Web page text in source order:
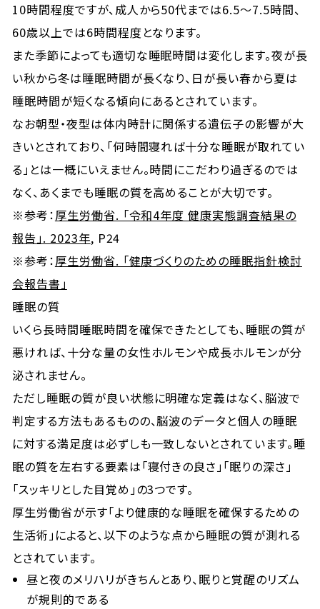
10時間程度ですが、成人から50代までは6.5〜7.5時間、
60歳以上では6時間程度となります。
また季節によっても適切な睡眠時間は変化します。夜が長
い秋から冬は睡眠時間が長くなり、日が長い春から夏は
睡眠時間が短くなる傾向にあるとされています。
なお朝型・夜型は体内時計に関係する遺伝子の影響が大
きいとされており、「何時間寝れば十分な睡眠が取れてい
る」とは一概にいえません。時間にこだわり過ぎるのでは
なく、あくまでも睡眠の質を高めることが大切です。
※参考：厚生労働省. 「令和4年度 健康実態調査結果の
報告」. 2023年, P24
※参考：厚生労働省. 「健康づくりのための睡眠指針検討
会報告書」
睡眠の質
いくら長時間睡眠時間を確保できたとしても、睡眠の質が
悪ければ、十分な量の女性ホルモンや成長ホルモンが分
泌されません。
ただし睡眠の質が良い状態に明確な定義はなく、脳波で
判定する方法もあるものの、脳波のデータと個人の睡眠
に対する満足度は必ずしも一致しないとされています。睡
眠の質を左右する要素は「寝付きの良さ」「眠りの深さ」
「スッキリとした目覚め」の3つです。
厚生労働省が示す「より健康的な睡眠を確保するための
生活術」によると、以下のような点から睡眠の質が測れる
とされています。
昼と夜のメリハリがきちんとあり、眠りと覚醒のリズム
が規則的である